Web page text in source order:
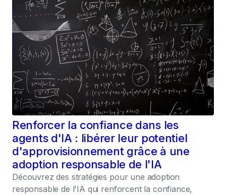
Renforcer la confiance dans les
agents d'IA : libérer leur potentiel
d'approvisionnement grâce à une
adoption responsable de l'IA
Découvrez des stratégies pour une adoption
responsable de l'IA qui renforcent la confiance,